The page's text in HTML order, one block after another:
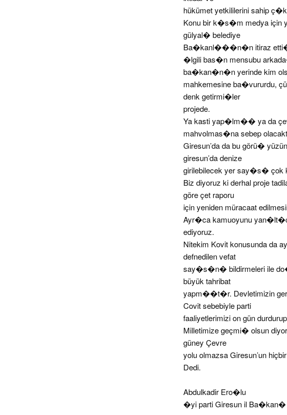
hükümet yetkililerini sahip
Konu bir k�s�m medya
gülyal� belediye
Ba�kanl���n�n itiraz
�lgili bas�n mensubu
ba�kan�n�n yerinde kim
mahkemesine ba�vururdu,
denk getirmi�ler
projede.
Ya kasti yap�lm�� ya da
mahvolmas�na sebep
Giresun’da da bu görü�
giresun’da denize
girilebilecek yer say�s�
Biz diyoruz ki derhal proje
göre çet raporu
için yeniden müracaat
Ayr�ca kamuoyunu
ediyoruz.
Nitekim Kovit konusunda da
defnedilen vefat
say�s�n� bildirmeleri ile
büyük tahribat
yapm��t�r. Devletimizin
Covit sebebiyle parti
faaliyetlerimizi on gün
Milletimize geçmi� olsun
güney Çevre
yolu olmazsa Giresun’un
Dedi.
Abdulkadir Ero�lu
�yi parti Giresun il Ba�kan�